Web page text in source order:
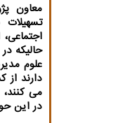
معاون
حالیکه
علوم
دارند
می کنند،
در این